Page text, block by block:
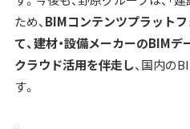
ため、 BIMコンテンツプラット
て、建材・設備メーカーのBIMデ
クラウド活用を伴走し、国内の
す。